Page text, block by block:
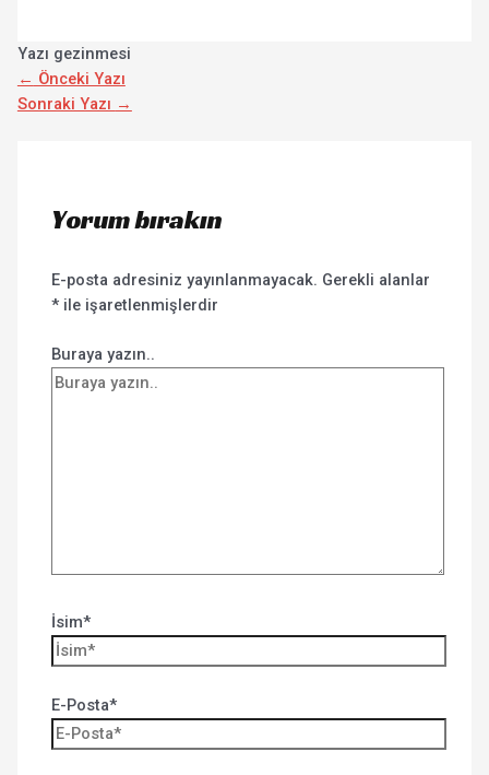
Yazı gezinmesi
← Önceki Yazı
Sonraki Yazı →
Yorum bırakın
E-posta adresiniz yayınlanmayacak. Gerekli alanlar
* ile işaretlenmişlerdir
Buraya yazın..
İsim*
E-Posta*